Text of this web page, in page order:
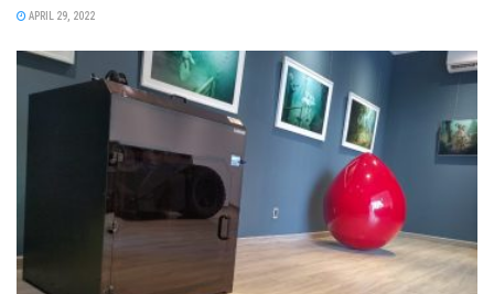
APRIL 29, 2022